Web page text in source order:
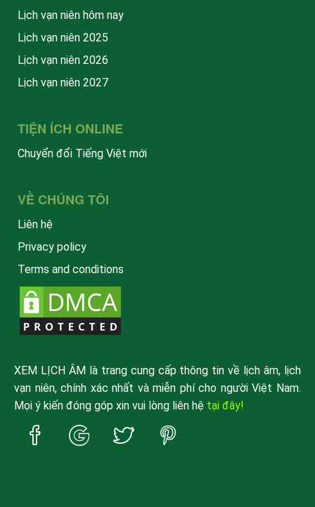
Lịch vạn niên hôm nay
Lịch vạn niên 2025
Lịch vạn niên 2026
Lịch vạn niên 2027
TIỆN ÍCH ONLINE
Chuyển đổi Tiếng Việt mới
VỀ CHÚNG TÔI
Liên hệ
Privacy policy
Terms and conditions
XEM LỊCH ÂM là trang cung cấp thông tin về lịch âm, lịch
vạn niên, chính xác nhất và miễn phí cho người Việt Nam.
Mọi ý kiến đóng góp xin vui lòng liên hệ tại đây!
Trang
Facebook
Trang
Google
Trang
Twitter
Trang
Pinterest